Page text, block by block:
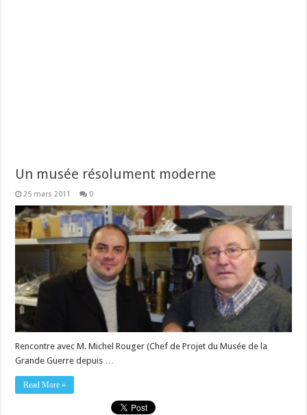
Un musée résolument moderne
25 mars 2011 0
Rencontre avec M. Michel Rouger (Chef de Projet du Musée de la
Grande Guerre depuis …
Read More »